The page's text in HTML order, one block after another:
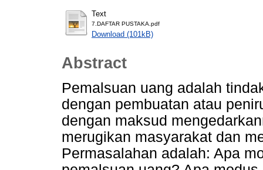
Text
7.DAFTAR PUSTAKA.pdf
Download (101kB)
Abstract
Pemalsuan uang adalah
dengan pembuatan atau
dengan maksud
merugikan masyarakat dan
Permasalahan adalah: Apa